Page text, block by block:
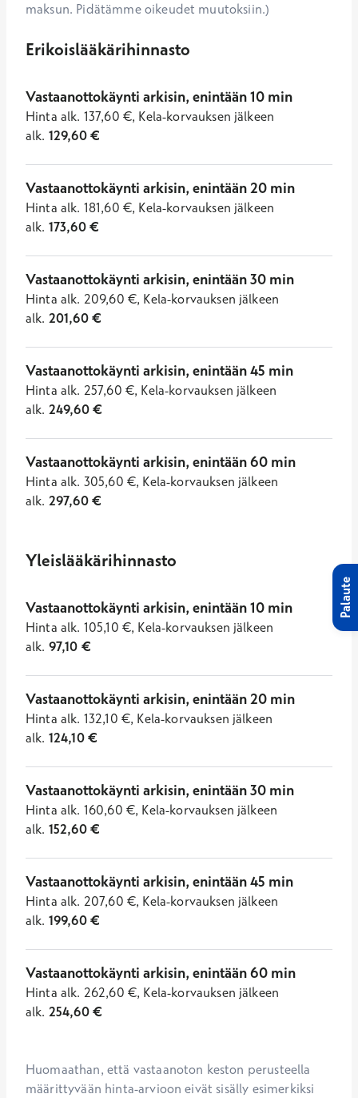
maksun. Pidätämme oikeudet muutoksiin.)
Erikoislääkärihinnasto
Vastaanottokäynti arkisin, enintään 10 min
Hinta alk. 137,60 €, Kela-korvauksen jälkeen
alk. 129,60€
Vastaanottokäynti arkisin, enintään 20 min
Hinta alk. 181,60 €, Kela-korvauksen jälkeen
alk. 173,60€
Vastaanottokäynti arkisin, enintään 30 min
Hinta alk. 209,60 €, Kela-korvauksen jälkeen
alk. 201,60€
Vastaanottokäynti arkisin, enintään 45 min
Hinta alk. 257,60 €, Kela-korvauksen jälkeen
alk. 249,60€
Vastaanottokäynti arkisin, enintään 60 min
Hinta alk. 305,60 €, Kela-korvauksen jälkeen
alk. 297,60€
Yleislääkärihinnasto
Vastaanottokäynti arkisin, enintään 10 min
Hinta alk. 105,10 €, Kela-korvauksen jälkeen
alk. 97,10 €
Vastaanottokäynti arkisin, enintään 20 min
Hinta alk. 132,10 €, Kela-korvauksen jälkeen
alk. 124,10€
Vastaanottokäynti arkisin, enintään 30 min
Hinta alk. 160,60 €, Kela-korvauksen jälkeen
alk. 152,60€
Vastaanottokäynti arkisin, enintään 45 min
Hinta alk. 207,60 €, Kela-korvauksen jälkeen
alk. 199,60€
Vastaanottokäynti arkisin, enintään 60 min
Hinta alk. 262,60 €, Kela-korvauksen jälkeen
alk. 254,60€
Huomaathan, että vastaanoton keston perusteella
määrittyvään hinta-arvioon eivät sisälly esimerkiksi
Palaute